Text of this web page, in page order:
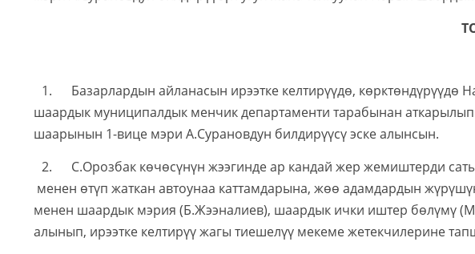
1. Базарлардын айланасын ирээтке келтирүүдө,
шаардык муниципалдык менчик департаменти тарабынан
шаарынын 1-вице мэри А.Сурановдун билдирүүсү эске алынсын.
2. С.Орозбак көчөсүнүн жээгинде ар кандай жер жемиштерди
менен өтүп жаткан автоунаа каттамдарына, жөө адамдардын
менен шаардык мэрия (Б.Жээналиев), шаардык ички иштер бөлүмү
алынып, ирээтке келтирүү жагы тиешелүү мекеме жетекчилерине